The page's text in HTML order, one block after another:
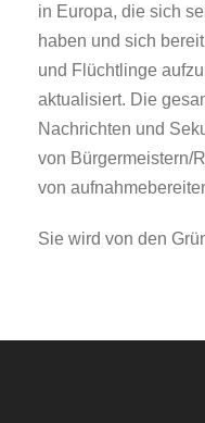
in Europa, die sich
haben und sich
und Flüchtlinge
aktualisiert. Die
Nachrichten und
von Bürgermeistern/
von
Sie wird von den